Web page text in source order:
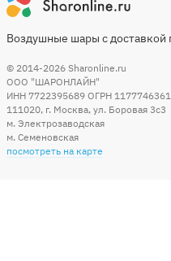
Воздушные шары с доставкой
© 2014-2026 Sharonline.ru
ООО "ШАРОНЛАЙН"
ИНН 7722395689 ОГРН
111020, г. Москва, ул. Боровая 3c3
м. Электрозаводская
м. Семеновская
посмотреть на карте